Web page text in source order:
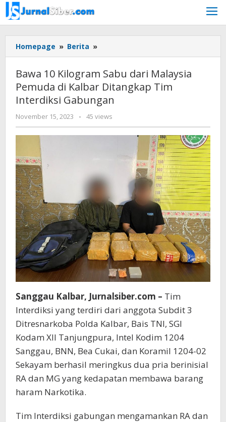
Skip
to
content
Homepage » Berita »
10
Sabu
dari
Malaysia
Pemuda
di
Kalbar
Gabungan
Bawa 10 Kilogram Sabu dari Malaysia
Pemuda di Kalbar Ditangkap Tim
Interdiksi Gabungan
November 15, 2023
by
Jurnalsiber
- 45 views
Sanggau Kalbar, Jurnalsiber.com – Tim
Interdiksi yang terdiri dari anggota Subdit 3
Ditresnarkoba Polda Kalbar, Bais TNI, SGI
Kodam XII Tanjungpura, Intel Kodim 1204
Sanggau, BNN, Bea Cukai, dan Koramil 1204-02
Sekayam berhasil meringkus dua pria berinisial
RA dan MG yang kedapatan membawa barang
haram Narkotika.
Tim Interdiksi gabungan mengamankan RA dan